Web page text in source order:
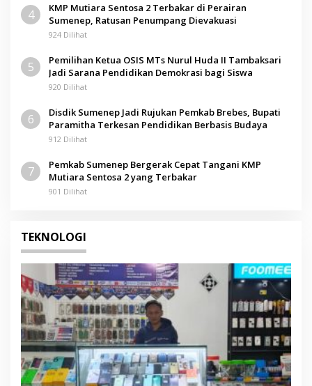
4
KMP Mutiara Sentosa 2 Terbakar di Perairan
Sumenep, Ratusan Penumpang Dievakuasi
924 Dilihat
5
Pemilihan Ketua OSIS MTs Nurul Huda II Tambaksari
Jadi Sarana Pendidikan Demokrasi bagi Siswa
920 Dilihat
6
Disdik Sumenep Jadi Rujukan Pemkab Brebes, Bupati
Paramitha Terkesan Pendidikan Berbasis Budaya
912 Dilihat
7
Pemkab Sumenep Bergerak Cepat Tangani KMP
Mutiara Sentosa 2 yang Terbakar
901 Dilihat
TEKNOLOGI